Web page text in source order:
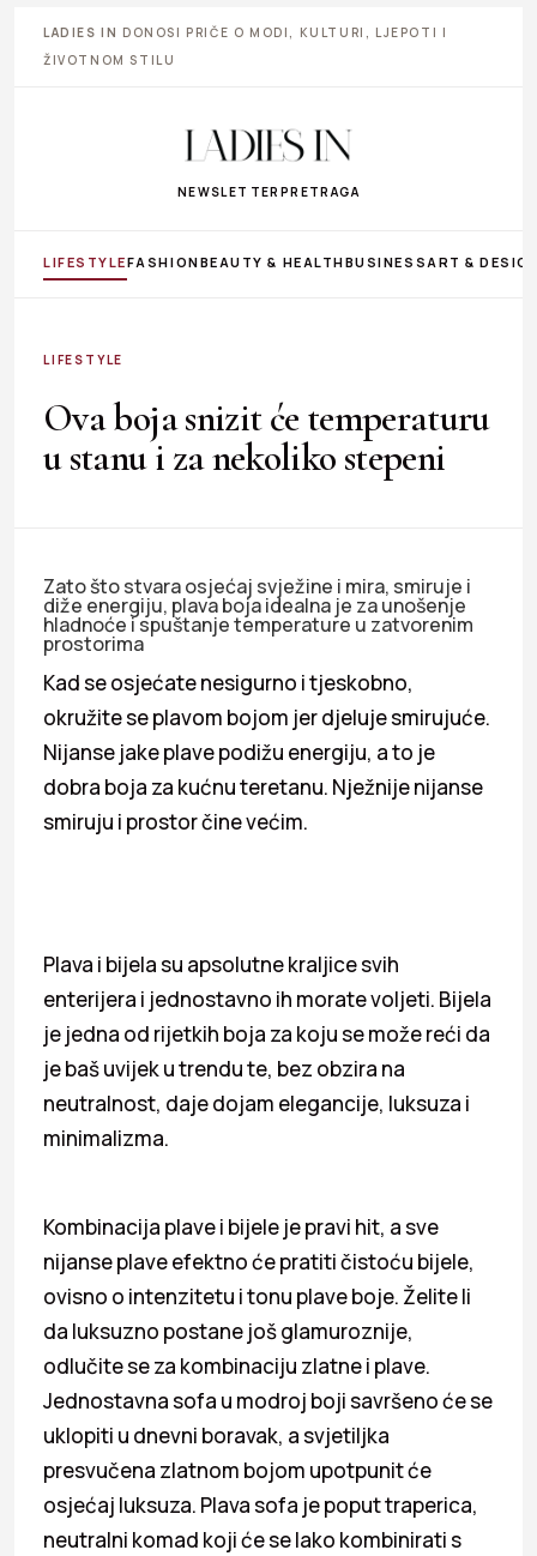
LADIES IN DONOSI PRIČE O MODI, KULTURI, LJEPOTI I
ŽIVOTNOM STILU
NEWSLETTER PRETRAGA
LIFESTYLEFASHIONBEAUTY & HEALTHBUSINESS ART &
LIFESTYLE
Ova boja snizit će temperaturu
u stanu i za nekoliko stepeni
Zato što stvara osjećaj svježine i mira, smiruje i
diže energiju, plava boja idealna je za unošenje
hladnoće i spuštanje temperature u zatvorenim
prostorima
Kad se osjećate nesigurno i tjeskobno,
okružite se plavom bojom jer djeluje smirujuće.
Nijanse jake plave podižu energiju, a to je
dobra boja za kućnu teretanu. Nježnije nijanse
smiruju i prostor čine većim.
Plava i bijela su apsolutne kraljice svih
enterijera i jednostavno ih morate voljeti. Bijela
je jedna od rijetkih boja za koju se može reći da
je baš uvijek u trendu te, bez obzira na
neutralnost, daje dojam elegancije, luksuza i
minimalizma.
Kombinacija plave i bijele je pravi hit, a sve
nijanse plave efektno će pratiti čistoću bijele,
ovisno o intenzitetu i tonu plave boje. Želite li
da luksuzno postane još glamuroznije,
odlučite se za kombinaciju zlatne i plave.
Jednostavna sofa u modroj boji savršeno će se
uklopiti u dnevni boravak, a svjetiljka
presvučena zlatnom bojom upotpunit će
osjećaj luksuza. Plava sofa je poput traperica,
neutralni komad koji će se lako kombinirati s